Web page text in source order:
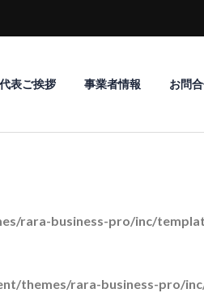
代表ご挨拶 事業者情報 お問
rara-business-pro/inc/
themes/rara-business-pro/